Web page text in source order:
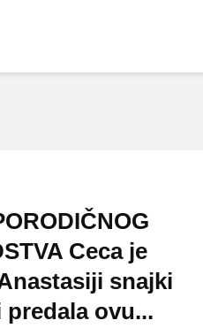
Ceca je
snajki
ovu...